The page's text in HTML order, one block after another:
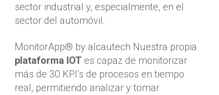
sector industrial y, especialmente, en el
sector del automóvil.
MonitorApp® by alcautech Nuestra propia
plataforma IOT es capaz de monitorizar
más de 30 KPI’s de procesos en tiempo
real, permitiendo analizar y tomar